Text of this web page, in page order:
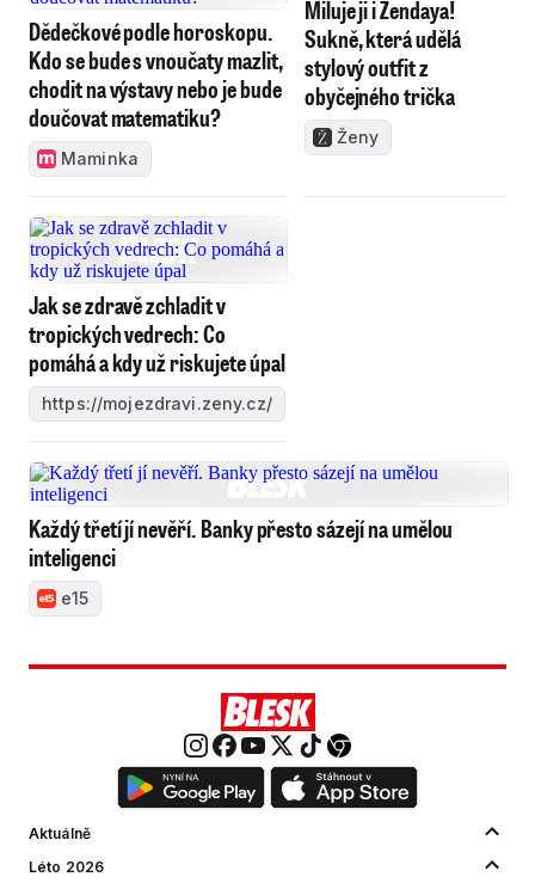
Dědečkové podle horoskopu.
Kdo se bude s vnoučaty mazlit,
chodit na výstavy nebo je bude
doučovat matematiku?
Maminka
Miluje ji i Zendaya!
Sukně, která udělá
stylový outfit z
obyčejného trička
Ženy
Jak se zdravě zchladit v
tropických vedrech: Co
pomáhá a kdy už riskujete úpal
https://mojezdravi.zeny.cz/
Každý třetí jí nevěří. Banky přesto sázejí na umělou
inteligenci
e15
Aktuálně
Léto 2026